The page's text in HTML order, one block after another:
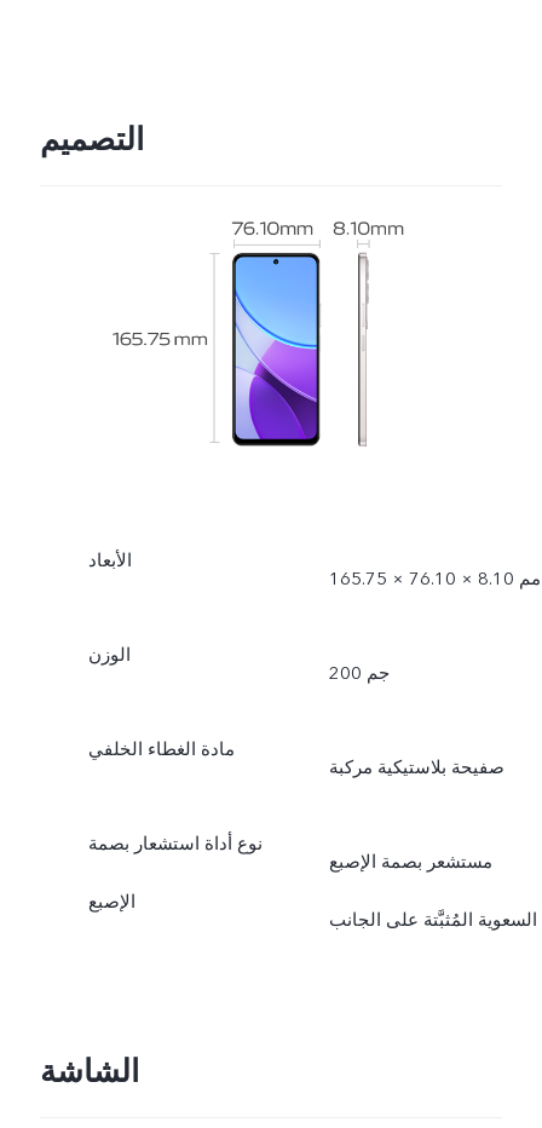
التصميم
الأبعاد
165.75 × 76.10 × 8.10 مم
الوزن
200 جم
مادة الغطاء الخلفي
صفيحة بلاستيكية مركبة
نوع أداة استشعار بصمة
الإصبع
مستشعر بصمة الإصبع
السعوية المُثبَّتة على الجانب
الشاشة